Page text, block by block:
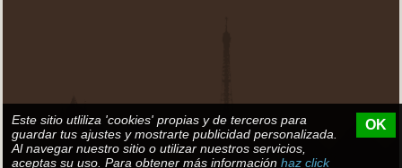
Este sitio utliliza 'cookies' propias y de terceros para
guardar tus ajustes y mostrarte publicidad personalizada.
Al navegar nuestro sitio o utilizar nuestros servicios,
aceptas su uso. Para obtener más información haz click
OK